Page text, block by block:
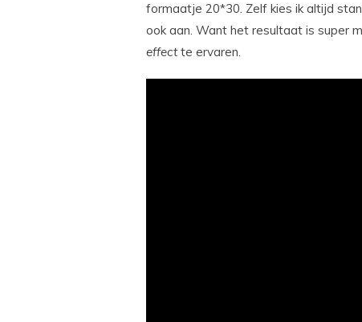
formaatje 20*30. Zelf kies ik altijd
ook aan. Want het resultaat is super
effectte ervaren.